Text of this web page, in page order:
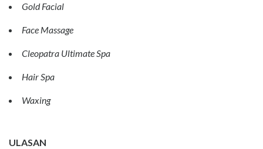
Gold Facial
Face Massage
Cleopatra Ultimate Spa
Hair Spa
Waxing
ULASAN